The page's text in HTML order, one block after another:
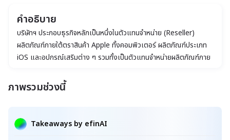
คำอธิบาย
บริษัทฯ ประกอบธุรกิจหลักเป็นหนึ่งในตัวแทนจำหน่าย (Reseller)
ผลิตภัณฑ์ภายใต้ตราสินค้า Apple ทั้งคอมพิวเตอร์ ผลิตภัณฑ์ประเภท
iOS และอุปกรณ์เสริมต่าง ๆ รวมทั้งเป็นตัวแทนจำหน่ายผลิตภัณฑ์ภาย
จะรองรับความต้องการของลูกค้าได้ครบวงจร นอกจากนี้ บริษัทฯ ยังได้
ภาพรวมช่วงนี้
Takeaways by efinAI
xxxxx xxxxxxxxxxxxxxxxxxxxxxxxxxxxxx
xxxxxxxxxxxxxxxxxx xxxxxxxxxxxxxxx xxxxx